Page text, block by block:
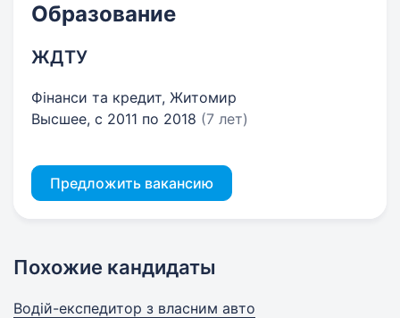
Образование
ЖДТУ
Фінанси та кредит, Житомир
Высшее, с 2011 по 2018 (7 лет)
Предложить вакансию
Похожие кандидаты
Водій-експедитор з власним авто